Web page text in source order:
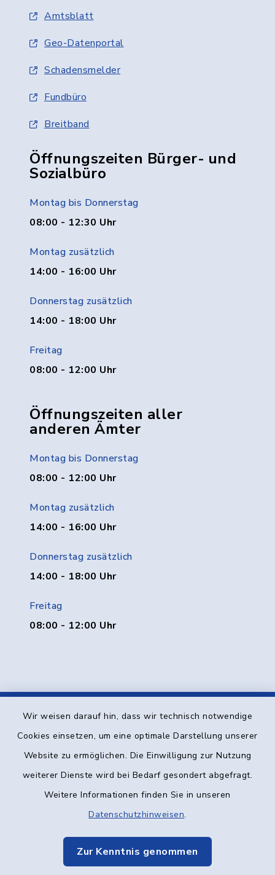
Wir weisen darauf hin, dass wir technisch notwendige
Cookies einsetzen, um eine optimale Darstellung unserer
Website zu ermöglichen. Die Einwilligung zur Nutzung
weiterer Dienste wird bei Bedarf gesondert abgefragt.
Weitere Informationen finden Sie in unseren
Datenschutzhinweisen.
Zur Kenntnis genommen
Amtsblatt
Geo-Datenportal
Schadensmelder
Fundbüro
Breitband
Öffnungszeiten Bürger- und
Sozialbüro
Montag bis Donnerstag
08:00 - 12:30 Uhr
Montag zusätzlich
14:00 - 16:00 Uhr
Donnerstag zusätzlich
14:00 - 18:00 Uhr
Freitag
08:00 - 12:00 Uhr
Öffnungszeiten aller
anderen Ämter
Montag bis Donnerstag
08:00 - 12:00 Uhr
Montag zusätzlich
14:00 - 16:00 Uhr
Donnerstag zusätzlich
14:00 - 18:00 Uhr
Freitag
08:00 - 12:00 Uhr
Barrierefreiheit
Datenschutz
Impressum
Elektronische Kommunikation